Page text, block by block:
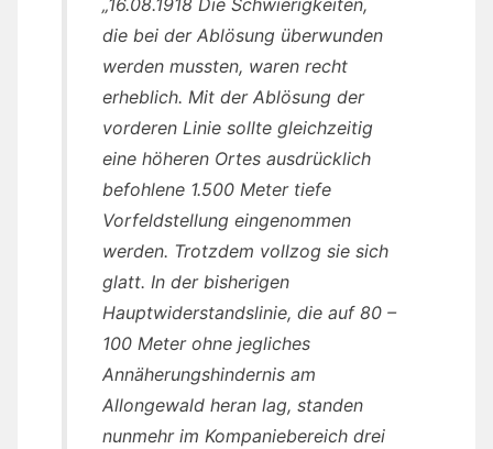
„16.08.1918 Die Schwierigkeiten,
die bei der Ablösung überwunden
werden mussten, waren recht
erheblich. Mit der Ablösung der
vorderen Linie sollte gleichzeitig
eine höheren Ortes ausdrücklich
befohlene 1.500 Meter tiefe
Vorfeldstellung eingenommen
werden. Trotzdem vollzog sie sich
glatt. In der bisherigen
Hauptwiderstandslinie, die auf 80 –
100 Meter ohne jegliches
Annäherungshindernis am
Allongewald heran lag, standen
nunmehr im Kompaniebereich drei